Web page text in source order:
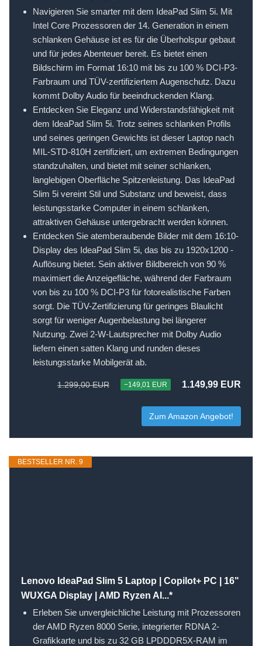
Navigieren Sie smarter mit dem IdeaPad Slim 5i. Mit
Intel Core Prozessoren der 14. Generation in einem
schlanken Gehäuse ist es für die Überholspur gebaut
und für jedes Abenteuer bereit. Es bietet einen
Bildschirm im Format 16:10 mit bis zu 100 % DCI-P3-
Farbraum und TÜV-zertifiziertem Augenschutz. Dazu
kommt Dolby Audio für beeindruckenden Klang.
Entdecken Sie Eleganz und Widerstandsfähigkeit mit
dem IdeaPad Slim 5i. Trotz seines schlanken Profils
und seines geringen Gewichts ist dieser Laptop nach
MIL-STD-810H zertifiziert, um extremen Bedingungen
standzuhalten, und bietet mit seiner schlanken,
langlebigen Oberfläche Spitzenleistung. Das IdeaPad
Slim 5i vereint Stil und Substanz und beweist, dass
leistungsstarke Computer in einem schlanken,
attraktiven Gehäuse untergebracht werden können.
Entdecken Sie atemberaubende Bilder mit dem 16:10-
Display des IdeaPad Slim 5i, das bis zu 1920x1200 -
Auflösung bietet. Sein aktiver Bildbereich von 90 %
maximiert die Anzeigefläche, während der Farbraum
von bis zu 100 % DCI-P3 für fotorealistische Farben
sorgt. Die TÜV-Zertifizierung für geringes Blaulicht
sorgt für weniger Augenbelastung bei längerer
Nutzung. Zwei 2-W-Lautsprecher mit Dolby Audio
liefern einen satten Klang und runden dieses
leistungsstarke Mobilgerät ab.
1.299,00 EUR −149,01 EUR 1.149,99 EUR
Zum Amazon Angebot!
BESTSELLER NR. 9
Lenovo IdeaPad Slim 5 Laptop | Copilot+ PC | 16"
WUXGA Display | AMD Ryzen AI...*
Erleben Sie unvergleichliche Leistung mit Prozessoren
der AMD Ryzen 8000 Serie, integrierter RDNA 2-
Grafikkarte und bis zu 32 GB LPDDDR5X-RAM im